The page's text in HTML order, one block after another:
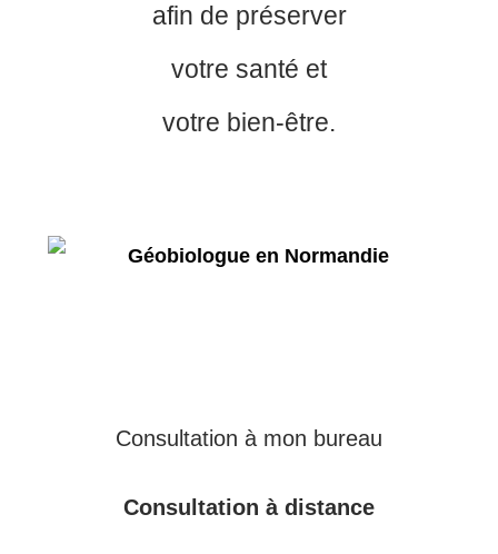
afin de préserver
votre santé et
votre bien-être.
Consultation à mon bureau
Consultation à distance